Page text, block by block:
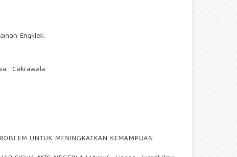
Engklek.
Cakrawala
UNTUK MENINGKATKAN KEMAMPUAN